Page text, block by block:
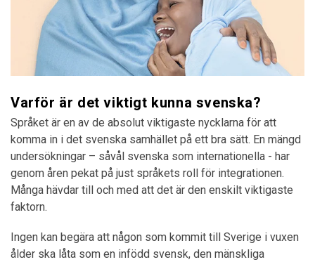
Varför är det viktigt kunna svenska?
Språket är en av de absolut viktigaste nycklarna för att
komma in i det svenska samhället på ett bra sätt. En mängd
undersökningar – såvål svenska som internationella - har
genom åren pekat på just språkets roll för integrationen.
Många hävdar till och med att det är den enskilt viktigaste
faktorn.
Ingen kan begära att någon som kommit till Sverige i vuxen
ålder ska låta som en infödd svensk, den mänskliga